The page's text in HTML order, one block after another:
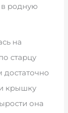
родную
на
старцу
достаточно
крышку
она